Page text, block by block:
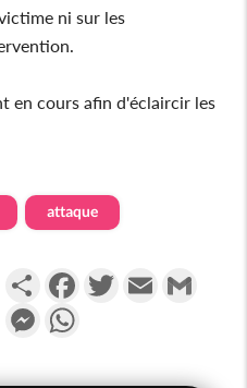
ni sur les
en cours afin d'éclaircir les
attaque
PartagerFacebookTwitterEmail
Messenger